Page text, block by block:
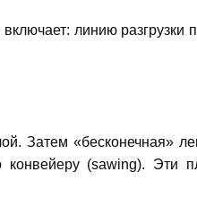
линию
Затем «бесконечная»
(sawing). Эти